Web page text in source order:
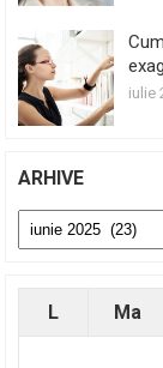
iulie
ARHIVE
Arhive
L Ma